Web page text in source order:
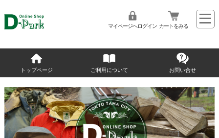
マイページへログイン カートをみる
トップページ ご利用について お問い合せ